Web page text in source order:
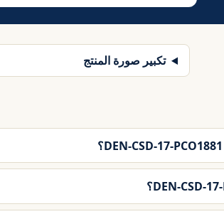
تكبير صورة المنتج